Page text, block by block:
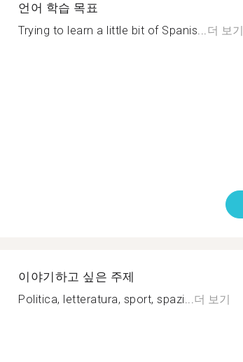
언어 학습 목표
Trying to learn a little bit of Spanis...더 보기
이야기하고 싶은 주제
Politica, letteratura, sport, spazi...더 보기